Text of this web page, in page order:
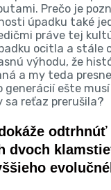
Prečo je
úpadku také
práve tej
ocitla a stále
výhodu, že
a my teda
generácií ešte
sa reťaz prerušila?
odtrhnúť
dvoch